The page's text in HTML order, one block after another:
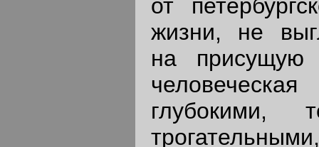
от
жизни, не
на присущую